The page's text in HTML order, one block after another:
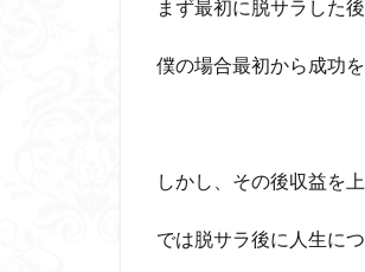
まず最初に脱サラした
僕の場合最初から成功
しかし、その後収益を
では脱サラ後に人生に